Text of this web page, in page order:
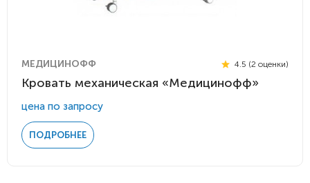
МЕДИЦИНОФФ 4.5 (2 оценки)
Кровать механическая «Медицинофф»
цена по запросу
ПОДРОБНЕЕ